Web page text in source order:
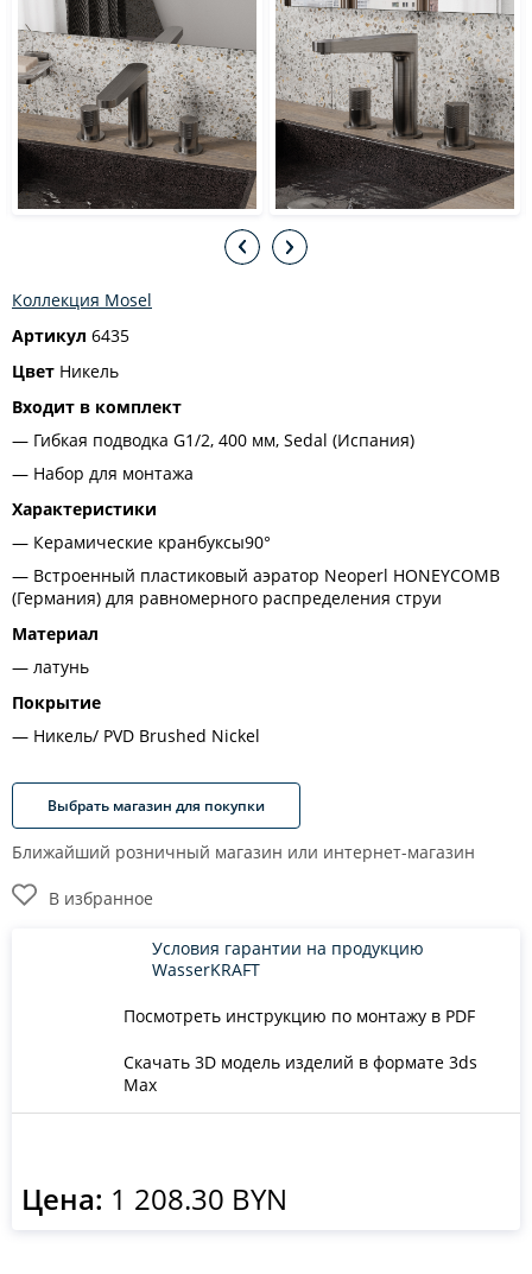
Коллекция Mosel
Артикул 6435
Цвет Никель
Входит в комплект
Гибкая подводка G1/2, 400 мм, Sedal (Испания)
Набор для монтажа
Характеристики
Керамические кранбуксы90°
Встроенный пластиковый аэратор Neoperl HONEYCOMB
(Германия) для равномерного распределения струи
Материал
латунь
Покрытие
Никель/ PVD Brushed Nickel
Выбрать магазин для покупки
Ближайший розничный магазин или интернет-магазин
В избранное
Посмотреть инструкцию по монтажу в PDF
Скачать 3D модель изделий в формате 3ds
Max
Условия гарантии на продукцию
WasserKRAFT
Цена: 1 208.30 BYN